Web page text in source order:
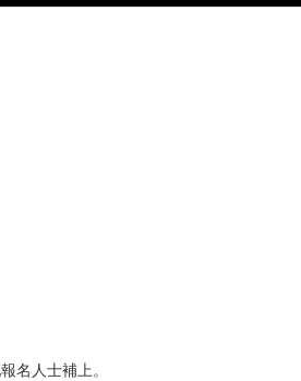
名人士補上。